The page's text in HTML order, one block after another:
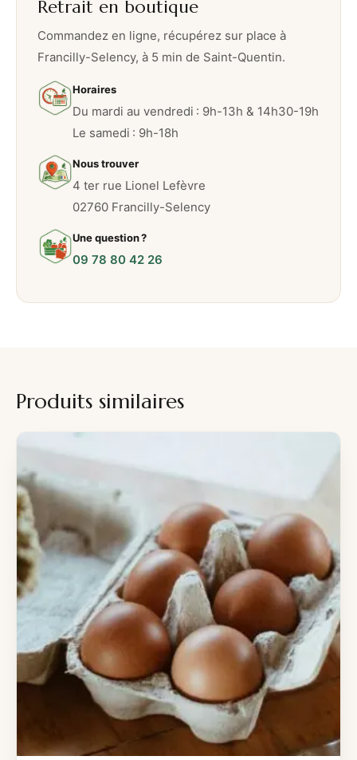
gRetrait en boutique
Commandez en ligne, récupérez sur place à
Francilly-Selency, à 5 min de Saint-Quentin.
Horaires
Du mardi au vendredi : 9h-13h & 14h30-19h
Le samedi : 9h-18h
Nous trouver
4 ter rue Lionel Lefèvre
02760 Francilly-Selency
Une question ?
09 78 80 42 26
Produits similaires